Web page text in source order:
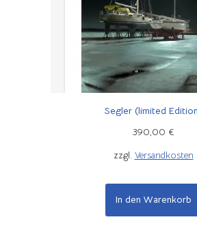
Segler (limited
390,00 €
zzgl. Versandkosten
In den Warenkorb